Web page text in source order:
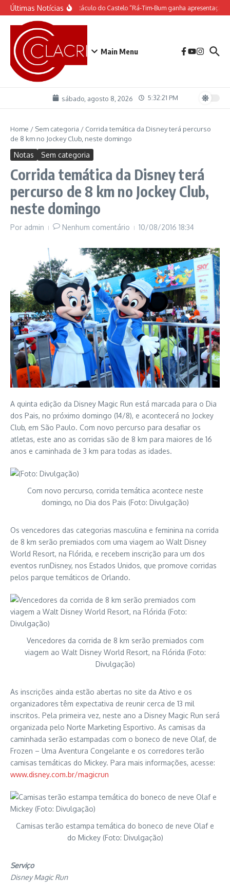
Ir para o conteúdo
Últimas NotíciasO espetáculo do Castelo “Rá-Tim-Bum ganha apresentação
Main Menu
sábado, agosto 8, 2026 5:32:21 PM
Home / Sem categoria / Corrida temática da Disney terá percurso
de 8 km no Jockey Club, neste domingo
Notas Sem categoria
Corrida temática da Disney terá
percurso de 8 km no Jockey Club,
neste domingo
Por admin Nenhum comentário 10/08/2016 18:34
A quinta edição da Disney Magic Run está marcada para o Dia
dos Pais, no próximo domingo (14/8), e acontecerá no Jockey
Club, em São Paulo. Com novo percurso para desafiar os
atletas, este ano as corridas são de 8 km para maiores de 16
anos e caminhada de 3 km para todas as idades.
Com novo percurso, corrida temática acontece neste
domingo, no Dia dos Pais (Foto: Divulgação)
Os vencedores das categorias masculina e feminina na corrida
de 8 km serão premiados com uma viagem ao Walt Disney
World Resort, na Flórida, e recebem inscrição para um dos
eventos runDisney, nos Estados Unidos, que promove corridas
pelos parque temáticos de Orlando.
Vencedores da corrida de 8 km serão premiados com
viagem ao Walt Disney World Resort, na Flórida (Foto:
Divulgação)
As inscrições ainda estão abertas no site da Ativo e os
organizadores têm expectativa de reunir cerca de 13 mil
inscritos. Pela primeira vez, neste ano a Disney Magic Run será
organizada pelo Norte Marketing Esportivo. As camisas da
caminhada serão estampadas com o boneco de neve Olaf, de
Frozen – Uma Aventura Congelante e os corredores terão
camisas temáticas do Mickey. Para mais informações, acesse:
www.disney.com.br/magicrun
Camisas terão estampa temática do boneco de neve Olaf e
do Mickey (Foto: Divulgação)
Serviço
Disney Magic Run